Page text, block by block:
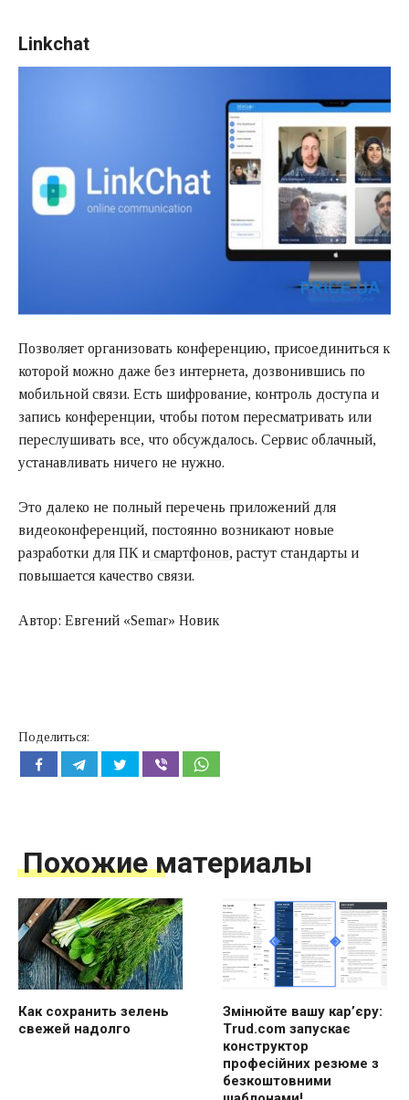
Linkchat
Позволяет организовать конференцию, присоединиться к
которой можно даже без интернета, дозвонившись по
мобильной связи. Есть шифрование, контроль доступа и
запись конференции, чтобы потом пересматривать или
переслушивать все, что обсуждалось. Сервис облачный,
устанавливать ничего не нужно.
Это далеко не полный перечень приложений для
видеоконференций, постоянно возникают новые
разработки для ПК и смартфонов, растут стандарты и
повышается качество связи.
Автор: Евгений «Semar» Новик
Поделиться:
Похожие материалы
Как сохранить зелень
свежей надолго
Змінюйте вашу кар’єру:
Trud.com запускає
конструктор
професійних резюме з
безкоштовними